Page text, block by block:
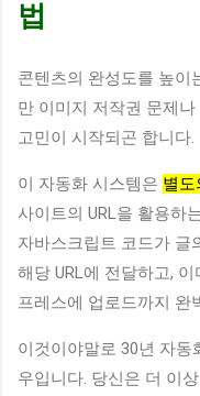
법
콘텐츠의 완성도를 높이
만 이미지 저작권 문제
고민이 시작되곤 합니다.
이 자동화 시스템은 별도
사이트의 URL을 활용하
자바스크립트 코드가 글
해당 URL에 전달하고,
프레스에 업로드까지 완
이것이야말로 30년 자동
우입니다. 당신은 더 이